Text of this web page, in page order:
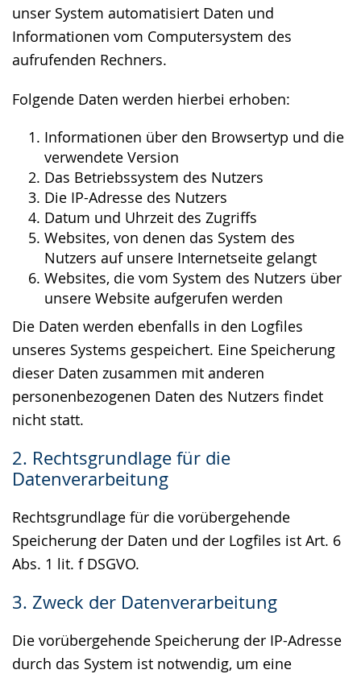
unser System automatisiert Daten und
Informationen vom Computersystem des
aufrufenden Rechners.
Folgende Daten werden hierbei erhoben:
Informationen über den Browsertyp und die
verwendete Version
Das Betriebssystem des Nutzers
Die IP-Adresse des Nutzers
Datum und Uhrzeit des Zugriffs
Websites, von denen das System des
Nutzers auf unsere Internetseite gelangt
Websites, die vom System des Nutzers über
unsere Website aufgerufen werden
Die Daten werden ebenfalls in den Logfiles
unseres Systems gespeichert. Eine Speicherung
dieser Daten zusammen mit anderen
personenbezogenen Daten des Nutzers findet
nicht statt.
2. Rechtsgrundlage für die
Datenverarbeitung
Rechtsgrundlage für die vorübergehende
Speicherung der Daten und der Logfiles ist Art. 6
Abs. 1 lit. f DSGVO.
3. Zweck der Datenverarbeitung
Die vorübergehende Speicherung der IP-Adresse
durch das System ist notwendig, um eine